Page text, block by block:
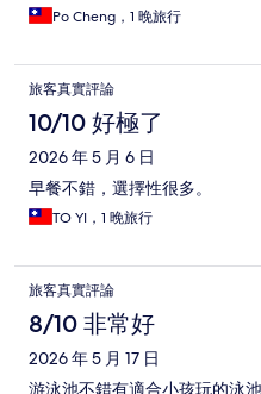
Po Cheng，1 晚旅行
旅客真實評論
10/10 好極了
2026 年 5 月 6 日
早餐不錯，選擇性很多。
TO YI，1 晚旅行
旅客真實評論
8/10 非常好
2026 年 5 月 17 日
游泳池不錯有適合小孩玩的泳池